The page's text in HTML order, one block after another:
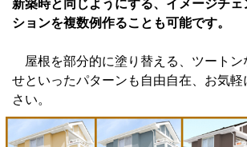
新築時と同じようにする、イメージチ
ションを複数例作ることも可能です。
屋根を部分的に塗り替える、ツートン
せといったパターンも自由自在、お気
さい。